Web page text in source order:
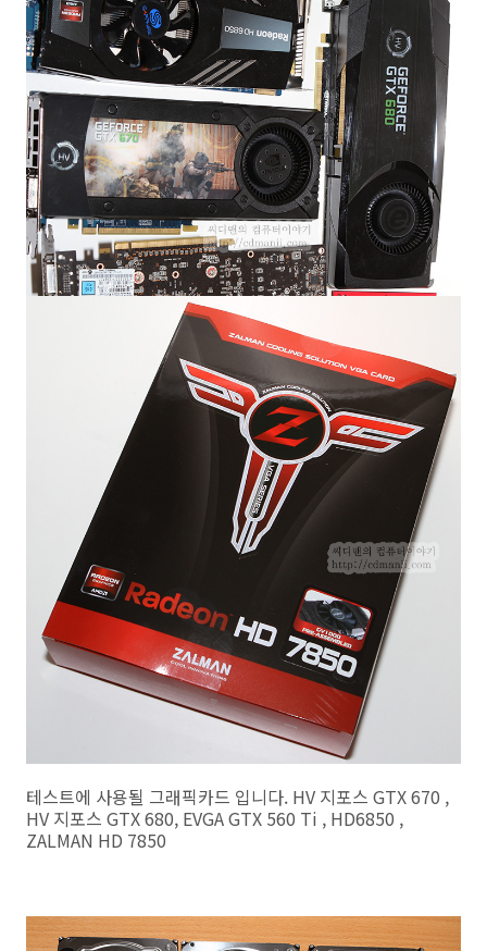
테스트에 사용될 그래픽카드 입니다. HV 지포스 GTX 670 ,
HV 지포스 GTX 680, EVGA GTX 560 Ti , HD6850 ,
ZALMAN HD 7850